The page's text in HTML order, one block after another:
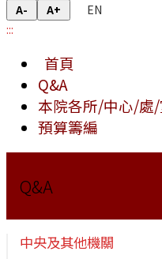
A- A+
EN
:::
首頁
Q&A
本院各所/中心/處
預算籌編
Q&A
中央及其他機關